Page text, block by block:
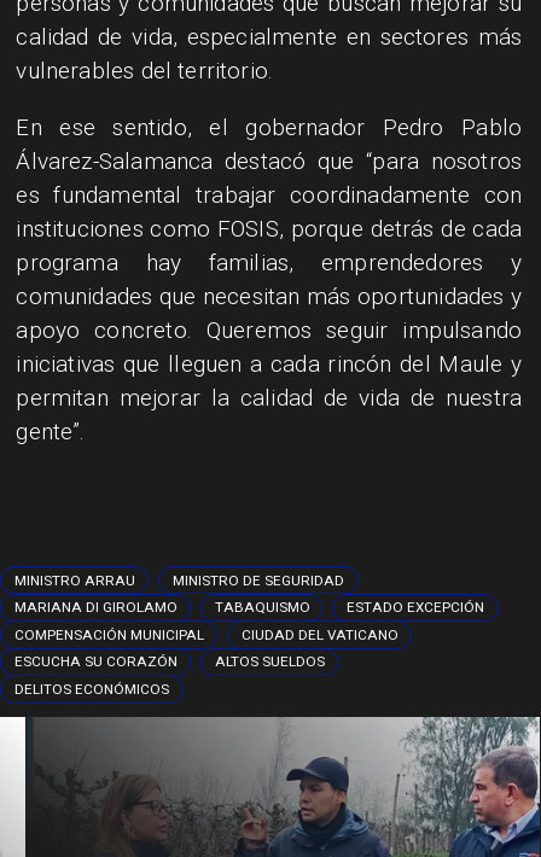
calidad de vida, especialmente en sectores más
vulnerables del territorio.
En ese sentido, el gobernador Pedro Pablo
Álvarez-Salamanca destacó que “para nosotros
es fundamental trabajar coordinadamente con
instituciones como FOSIS, porque detrás de cada
programa hay familias, emprendedores y
comunidades que necesitan más oportunidades y
apoyo concreto. Queremos seguir impulsando
iniciativas que lleguen a cada rincón del Maule y
permitan mejorar la calidad de vida de nuestra
gente”.
MINISTRO ARRAU
MINISTRO DE SEGURIDAD
MARIANA DI GIROLAMO
TABAQUISMO
ESTADO EXCEPCIÓN
COMPENSACIÓN MUNICIPAL
CIUDAD DEL VATICANO
ESCUCHA SU CORAZÓN
ALTOS SUELDOS
DELITOS ECONÓMICOS